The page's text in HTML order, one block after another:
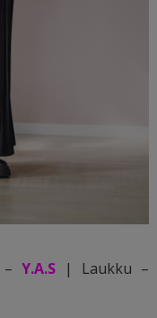
–Y.A.S | Laukku –